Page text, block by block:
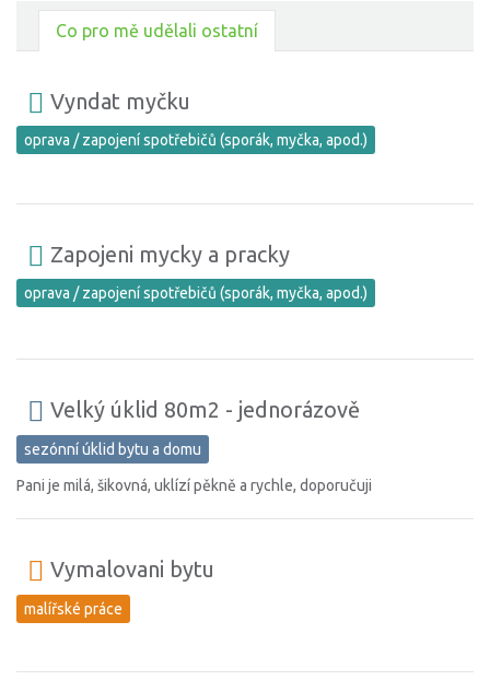
Co pro mě udělali ostatní
Vyndat myčku
oprava / zapojení spotřebičů (sporák, myčka, apod.)
Zapojeni mycky a pracky
oprava / zapojení spotřebičů (sporák, myčka, apod.)
Velký úklid 80m2 - jednorázově
sezónní úklid bytu a domu
Pani je milá, šikovná, uklízí pěkně a rychle, doporučuji
Vymalovani bytu
malířské práce